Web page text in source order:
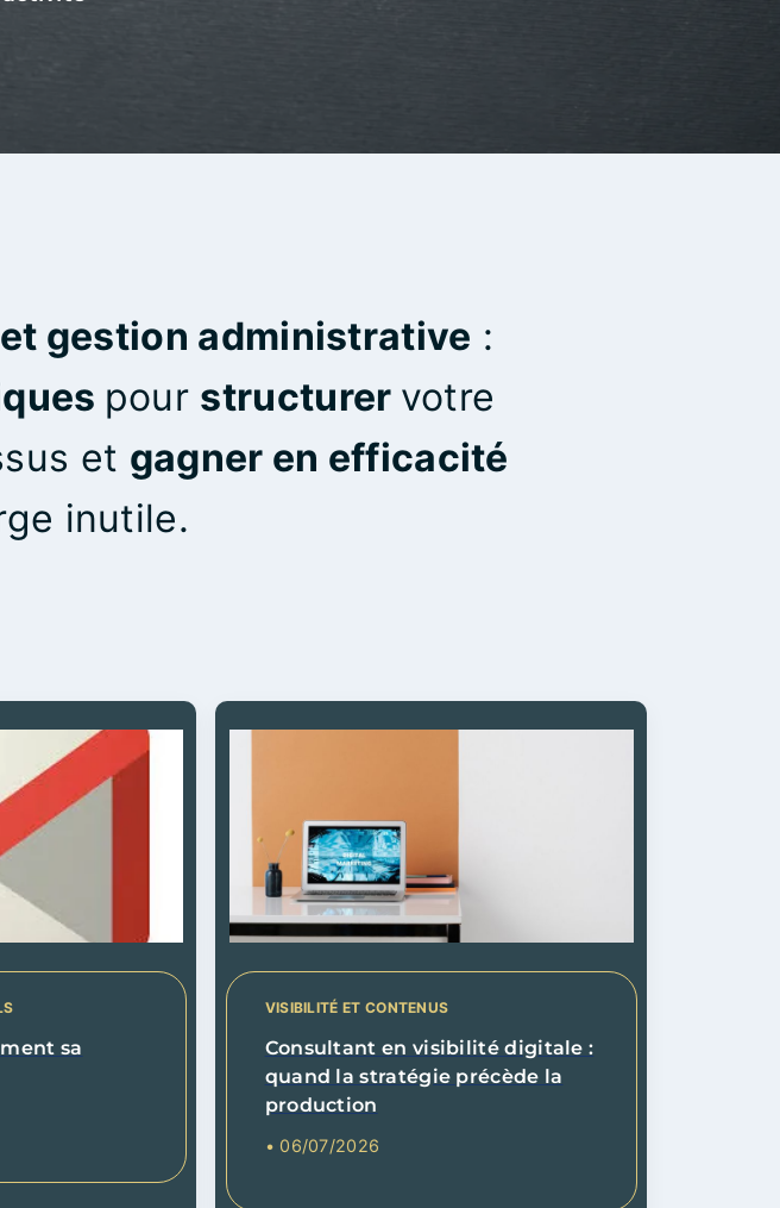
gestion administrative :
pour structurer votre
et gagner en efficacité
inutile.
sa
VISIBILITÉ ET CONTENUS
Consultant en visibilité digitale :
quand la stratégie précède la
production
• 06/07/2026